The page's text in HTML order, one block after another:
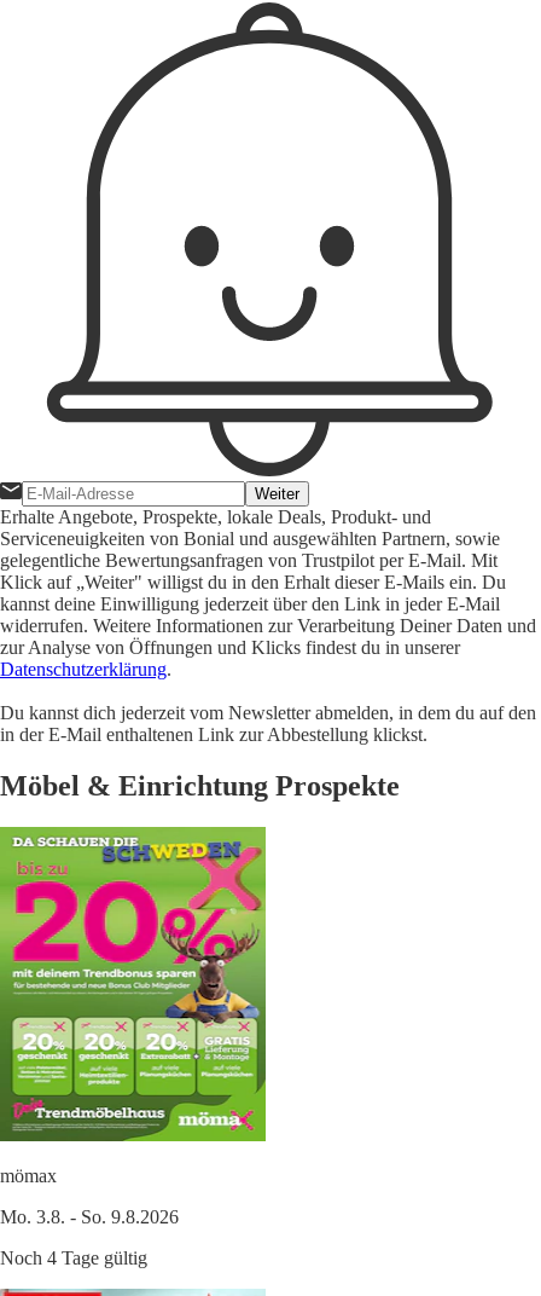
Weiter
Erhalte Angebote, Prospekte, lokale Deals, Produkt- und
Serviceneuigkeiten von Bonial und ausgewählten Partnern, sowie
gelegentliche Bewertungsanfragen von Trustpilot per E-Mail. Mit
Klick auf „Weiter" willigst du in den Erhalt dieser E-Mails ein. Du
kannst deine Einwilligung jederzeit über den Link in jeder E-Mail
widerrufen. Weitere Informationen zur Verarbeitung Deiner Daten und
zur Analyse von Öffnungen und Klicks findest du in unserer
Datenschutzerklärung.
Du kannst dich jederzeit vom Newsletter abmelden, in dem du auf den
in der E-Mail enthaltenen Link zur Abbestellung klickst.
Möbel & Einrichtung Prospekte
mömax
Mo. 3.8. - So. 9.8.2026
Noch 4 Tage gültig